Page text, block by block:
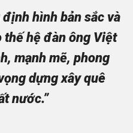
hình bản sắc và
hệ đàn ông Việt
mạnh mẽ, phong
dựng xây quê
nước.”